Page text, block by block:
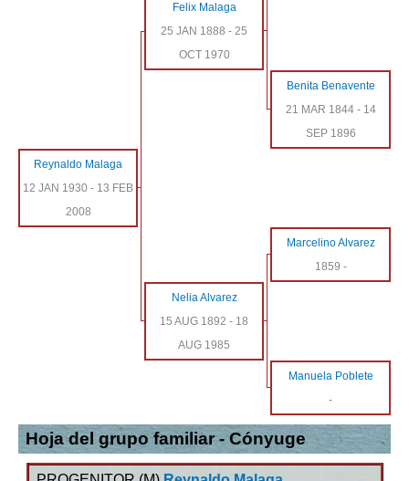
Felix Malaga
25 JAN 1888 - 25
OCT 1970
Benita Benavente
21 MAR 1844- 14
SEP 1896
Reynaldo Malaga
12 JAN 1930 - 13 FEB
2008
Marcelino Alvarez
1859 -
Nelia Alvarez
15 AUG 1892 - 18
AUG 1985
Manuela Poblete
-
Hoja del grupo familiar - Cónyuge